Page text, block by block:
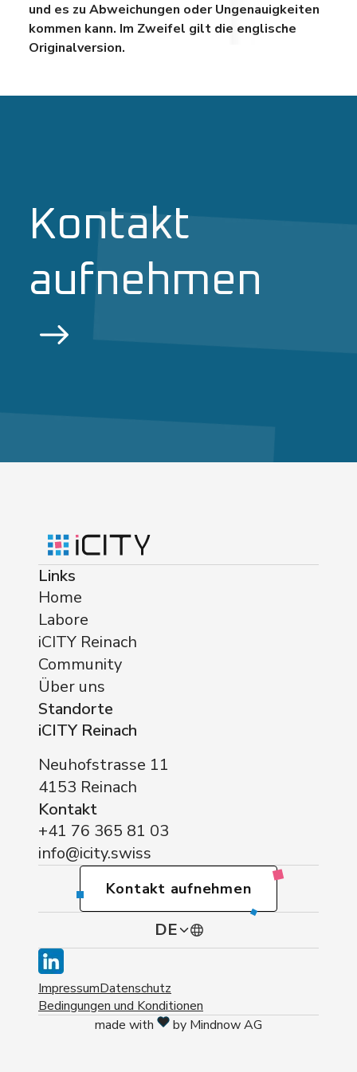
und es zu Abweichungen oder Ungenauigkeiten
kommen kann. Im Zweifel gilt die englische
Originalversion.
Kontakt
aufnehmen
Links
Home
Labore
iCITY Reinach
Community
Über uns
Standorte
iCITY Reinach
Neuhofstrasse 11
4153 Reinach
Kontakt
+41 76 365 81 03
info@icity.swiss
Kontakt aufnehmen
DE
DE
EN
ImpressumDatenschutz
Bedingungen und Konditionen
made with
by Mindnow AG